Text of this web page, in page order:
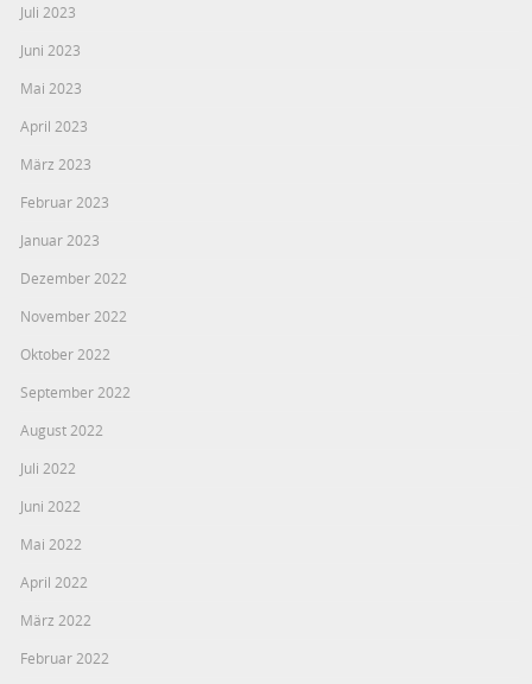
Juli 2023
Juni 2023
Mai 2023
April 2023
März 2023
Februar 2023
Januar 2023
Dezember 2022
November 2022
Oktober 2022
September 2022
August 2022
Juli 2022
Juni 2022
Mai 2022
April 2022
März 2022
Februar 2022